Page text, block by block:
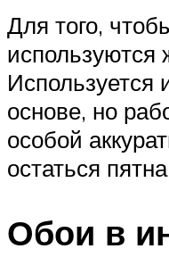
Для того,
используются
Используется
основе, но
особой
остаться
Обои в